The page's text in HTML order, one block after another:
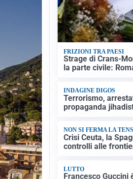
FRIZIONI TRA PAESI
Strage di Crans-
la parte civile:
INDAGINE DIGOS
Terrorismo,
propaganda
NON SI FERMA LA
Crisi Ceuta, la
controlli alle
LUTTO
Francesco Guccini